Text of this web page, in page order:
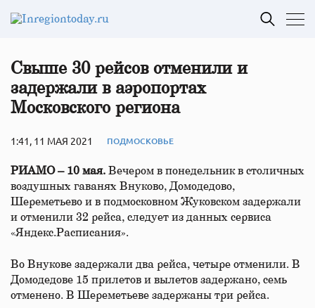
Свыше 30 рейсов отменили и
задержали в аэропортах
Московского региона
1:41, 11 МАЯ 2021 ПОДМОСКОВЬЕ
РИАМО – 10 мая. Вечером в понедельник в столичных
воздушных гаванях Внуково, Домодедово,
Шереметьево и в подмосковном Жуковском задержали
и отменили 32 рейса, следует из данных сервиса
«Яндекс.Расписания».
Во Внукове задержали два рейса, четыре отменили. В
Домодедове 15 прилетов и вылетов задержано, семь
отменено. В Шереметьеве задержаны три рейса.